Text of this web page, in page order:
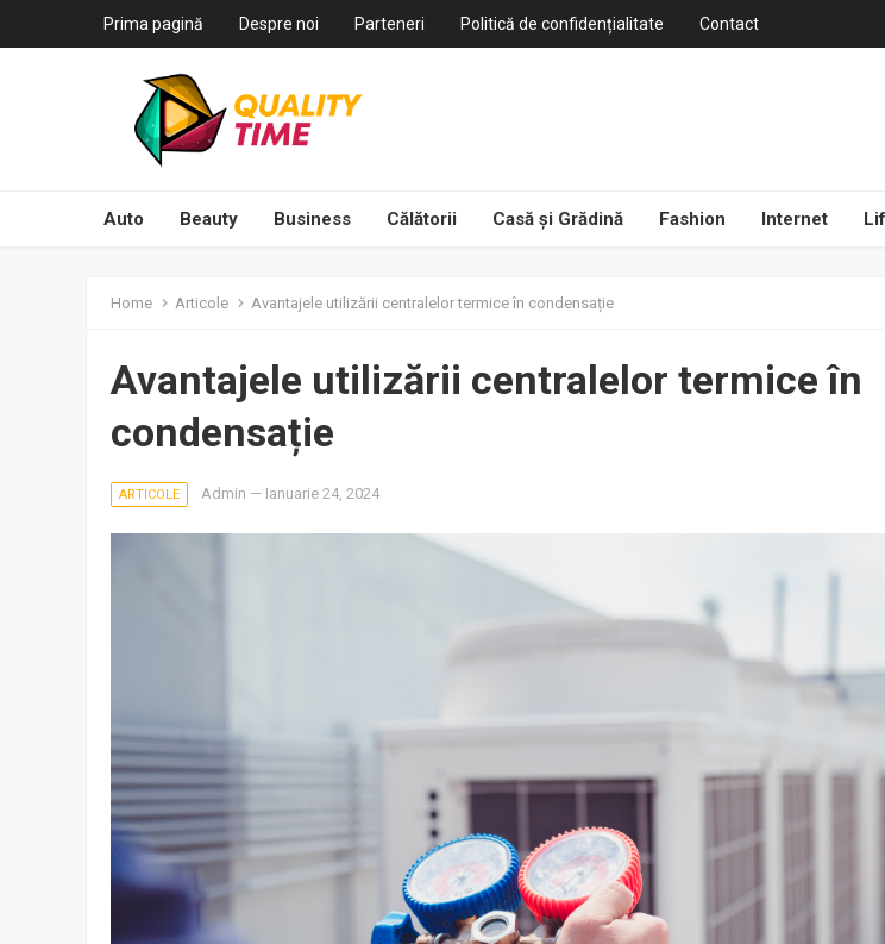
Prima pagină Despre noi Parteneri Politică de confidențialitate Contact
Auto Beauty Business Călătorii Casă și Grădină Fashion Internet
Home Articole Avantajele utilizării centralelor termice în condensație
Avantajele utilizării centralelor termice în
condensație
ARTICOLE Admin — Ianuarie 24, 2024